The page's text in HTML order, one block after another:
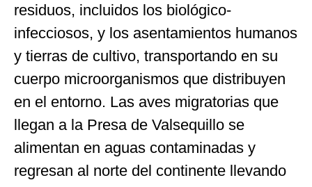
residuos, incluidos los biológico-
infecciosos, y los asentamientos humanos
y tierras de cultivo, transportando en su
cuerpo microorganismos que distribuyen
en el entorno. Las aves migratorias que
llegan a la Presa de Valsequillo se
alimentan en aguas contaminadas y
regresan al norte del continente llevando